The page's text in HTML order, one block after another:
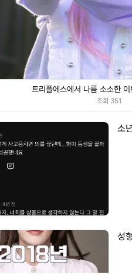
트리플에스에서 나름 소소한
조회 351
소
성